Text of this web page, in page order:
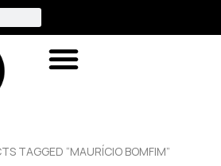
TAGGED “MAURÍCIO BOMFIM”